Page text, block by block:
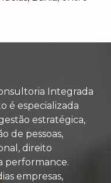
Integrada
é especializada
estratégica,
de pessoas,
direito
performance.
empresas,